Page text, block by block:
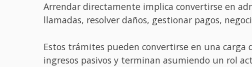
Arrendar directamente implica convertirse en
llamadas, resolver daños, gestionar pagos,
Estos trámites pueden convertirse en una carga
ingresos pasivos y terminan asumiendo un rol